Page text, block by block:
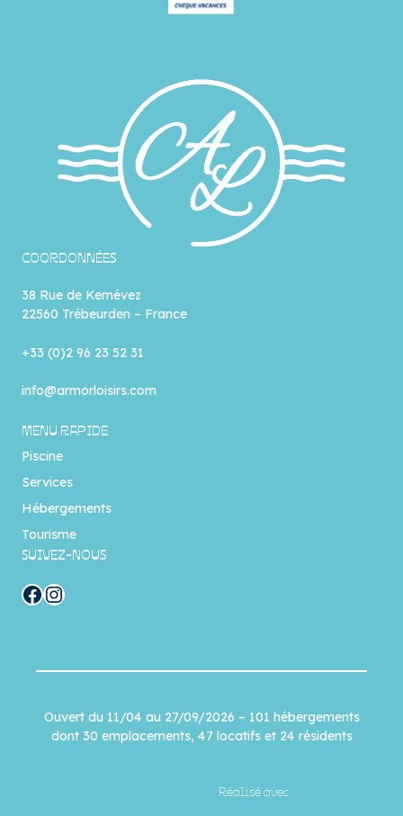
COORDONNÉES
38 Rue de Kernévez
22560 Trébeurden – France
+33 (0)2 96 23 52 31
info@armorloisirs.com
MENU RAPIDE
Piscine
Services
Hébergements
Tourisme
SUIVEZ-NOUS
Facebook Instagram
Ouvert du 11/04 au 27/09/2026 – 101 hébergements
dont 30 emplacements, 47 locatifs et 24 résidents
Réalisé avec